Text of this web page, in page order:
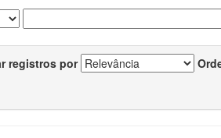
registros por